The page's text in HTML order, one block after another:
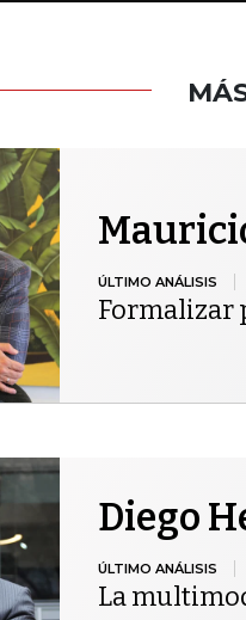
ÚLTIMO ANÁLISIS
Formalizar
Diego
ÚLTIMO ANÁLISIS
La